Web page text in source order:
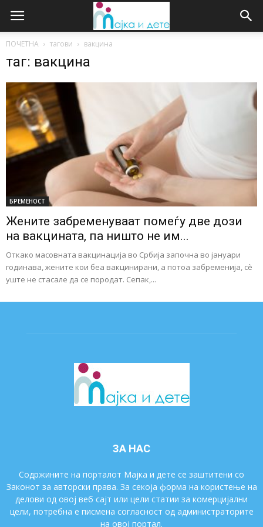
ПОЧЕТНА тагови вакцина
таг: вакцина
БРЕМЕНОСТ
Жените забременуваат помеѓу две дози
на вакцината, па ништо не им...
Откако масовната вакцинација во Србија започна во јануари
годинава, жените кои беа вакцинирани, а потоа забременија, сè
уште не стасале да се породат. Сепак,...
ЗА НАС
Содржините на порталот Мајка и дете се заштитени со
Законот за авторски права. За секоја форма на користење на
делови од овој веб сајт или цели статии за комерцијални
цели, потребна е писмена согласност од администраторите
на овој портал.